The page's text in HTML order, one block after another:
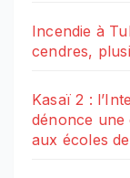
Incendie à
cendres,
Kasaï 2 :
dénonce une
aux écoles